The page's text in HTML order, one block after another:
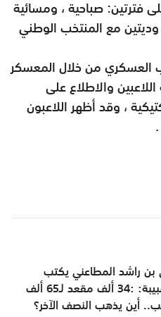
فترتين: صباحية ، ومسائية
وديتين مع المنتخب الوطني
العسكري من خلال المعسكر
والاطلاع على
، وقد أظهر اللاعبون
بن راشد المطاعني يكتب
للشبيبة: :34 ألف مقعد لـ65 ألف
أين يذهب النصف الآخر؟